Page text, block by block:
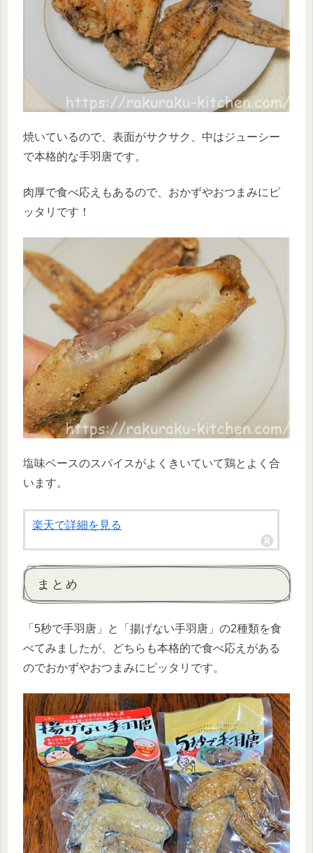
焼いているので、表面がサクサク、中はジューシー
で本格的な手羽唐です。
肉厚で食べ応えもあるので、おかずやおつまみにピ
ッタリです！
塩味ベースのスパイスがよくきいていて鶏とよく合
います。
楽天で詳細を見る
まとめ
「5秒で手羽唐」と「揚げない手羽唐」の2種類を食
べてみましたが、どちらも本格的で食べ応えがある
のでおかずやおつまみにピッタリです。